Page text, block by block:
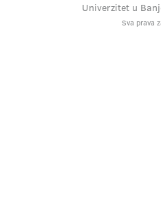
Univerzitet u
Sva prava